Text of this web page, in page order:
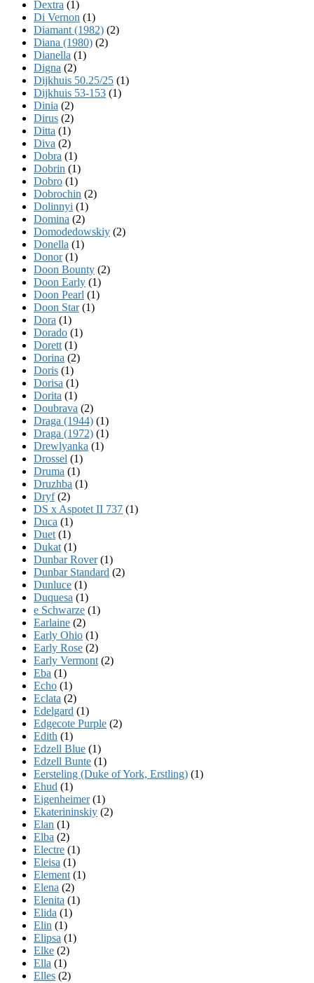
Dextra (1)
Di Vernon (1)
Diamant (1982) (2)
Diana (1980) (2)
Dianella (1)
Digna (2)
Dijkhuis 50.25/25 (1)
Dijkhuis 53-153 (1)
Dinia (2)
Dirus (2)
Ditta (1)
Diva (2)
Dobra (1)
Dobrin (1)
Dobro (1)
Dobrochin (2)
Dolinnyi (1)
Domina (2)
Domodedowskiy (2)
Donella (1)
Donor(1)
Doon Bounty (2)
Doon Early (1)
Doon Pearl (1)
Doon Star(1)
Dora (1)
Dorado (1)
Dorett (1)
Dorina (2)
Doris (1)
Dorisa (1)
Dorita (1)
Doubrava (2)
Draga (1944) (1)
Draga (1972) (1)
Drewlyanka (1)
Drossel (1)
Druma (1)
Druzhba (1)
Dryf(2)
DS x Aspotet II 737 (1)
Duca (1)
Duet (1)
Dukat (1)
Dunbar Rover(1)
Dunbar Standard (2)
Dunluce (1)
Duquesa (1)
e Schwarze (1)
Earlaine (2)
Early Ohio (1)
Early Rose (2)
Early Vermont (2)
Eba (1)
Echo (1)
Eclata (2)
Edelgard (1)
Edgecote Purple (2)
Edith (1)
Edzell Blue (1)
Edzell Bunte (1)
Eersteling (Duke of York, Erstling) (1)
Ehud (1)
Eigenheimer(1)
Ekaterininskiy (2)
Elan (1)
Elba (2)
Electre (1)
Eleisa (1)
Element (1)
Elena (2)
Elenita (1)
Elida (1)
Elin (1)
Elipsa (1)
Elke (2)
Ella (1)
Elles (2)